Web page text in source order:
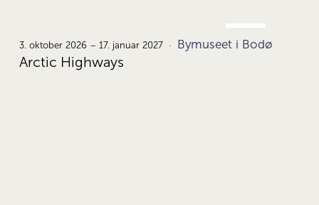
3.
3. oktober 2026 – 17. januar 2027 Bymuseet i Bodø
Arctic Highways